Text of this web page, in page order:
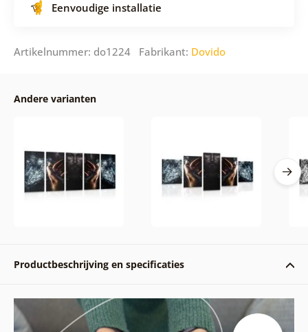
Eenvoudige installatie
Artikelnummer: do1224 Fabrikant: Dovido
Andere varianten
Productbeschrijving en specificaties